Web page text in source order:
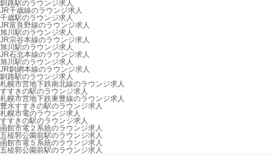
釧路駅のラウンジ求人
JR千歳線のラウンジ求人
千歳駅のラウンジ求人
JR富良野線のラウンジ求人
旭川駅のラウンジ求人
JR宗谷本線のラウンジ求人
旭川駅のラウンジ求人
JR石北本線のラウンジ求人
旭川駅のラウンジ求人
JR釧網本線のラウンジ求人
釧路駅のラウンジ求人
札幌市営地下鉄南北線のラウンジ求人
すすきの駅のラウンジ求人
札幌市営地下鉄東豊線のラウンジ求人
豊水すすきの駅のラウンジ求人
札幌市電のラウンジ求人
すすきの駅のラウンジ求人
函館市電２系統のラウンジ求人
五稜郭公園前駅のラウンジ求人
函館市電５系統のラウンジ求人
五稜郭公園前駅のラウンジ求人